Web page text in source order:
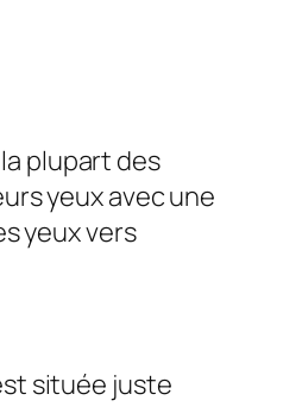
plupart des
yeux avec une
yeux vers
située juste